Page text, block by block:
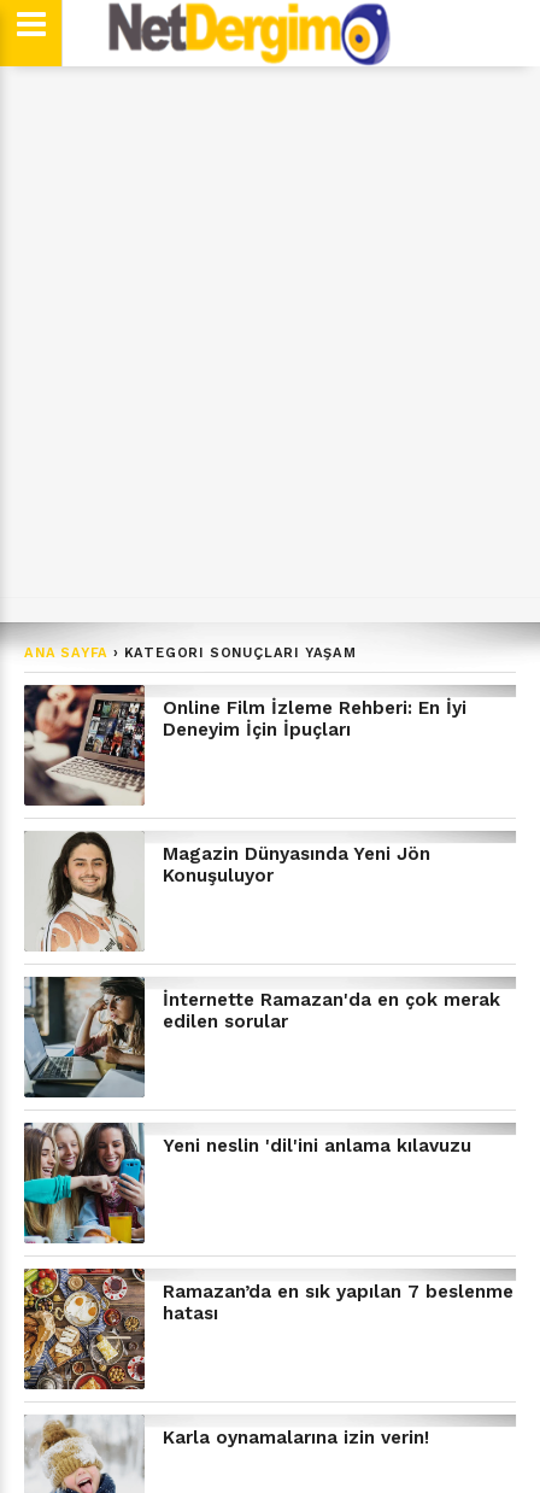
ANA SAYFA › KATEGORI SONUÇLARI YAŞAM
Online Film İzleme Rehberi: En İyi
Deneyim İçin İpuçları
Magazin Dünyasında Yeni Jön
Konuşuluyor
İnternette Ramazan'da en çok merak
edilen sorular
Yeni neslin 'dil'ini anlama kılavuzu
Ramazan’da en sık yapılan 7 beslenme
hatası
Karla oynamalarına izin verin!